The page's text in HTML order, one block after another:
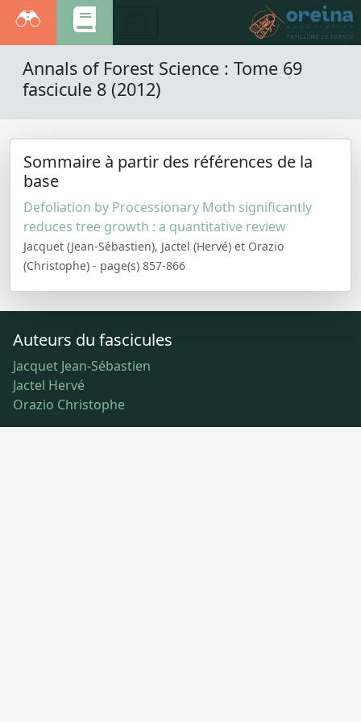
Annals of Forest Science : Tome 69
fascicule 8 (2012)
Sommaire à partir des références de la
base
Defoliation by Processionary Moth significantly
reduces tree growth : a quantitative review
Jacquet (Jean-Sébastien), Jactel (Hervé) et Orazio
(Christophe) - page(s) 857-866
Auteurs du fascicules
Jacquet Jean-Sébastien
Jactel Hervé
Orazio Christophe